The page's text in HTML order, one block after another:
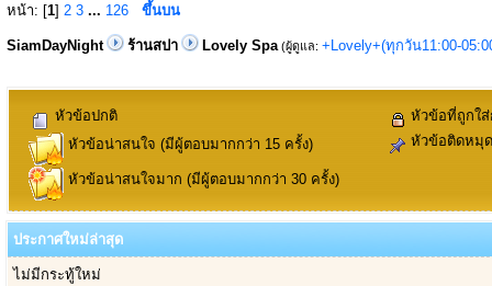
หน้า: [1] 2 3 ... 126 ขึ้นบน
SiamDayNight ร้านสปา Lovely Spa (ผู้ดูแล: +Lovely+(ทุกวัน11:00-
หัวข้อปกติ
หัวข้อน่าสนใจ (มีผู้ตอบมากกว่า 15 ครั้ง)
หัวข้อน่าสนใจมาก (มีผู้ตอบมากกว่า 30 ครั้ง)
หัวข้อที่ถูกใ
หัวข้อติดหมุด
ประกาศใหม่ล่าสุด
ไม่มีกระทู้ใหม่